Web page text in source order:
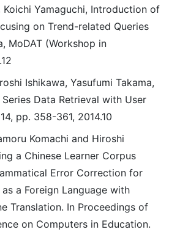
Koichi Yamaguchi, Introduction of
on Trend-related Queries
MoDAT (Workshop in
Ishikawa, Yasufumi Takama,
Data Retrieval with User
pp. 358-361, 2014.10
Komachi and Hiroshi
a Chinese Learner Corpus
Error Correction for
a Foreign Language with
Translation. In Proceedings of
on Computers in Education.